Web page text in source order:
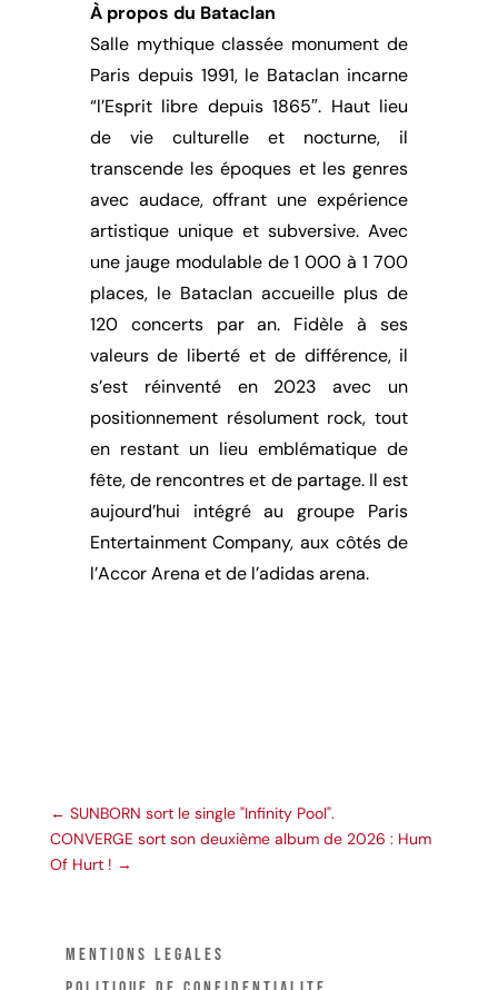
À propos du Bataclan
Salle mythique classée monument de
Paris depuis 1991, le Bataclan incarne
“l’Esprit libre depuis 1865″. Haut lieu
de vie culturelle et nocturne, il
transcende les époques et les genres
avec audace, offrant une expérience
artistique unique et subversive. Avec
une jauge modulable de 1 000 à 1 700
places, le Bataclan accueille plus de
120 concerts par an. Fidèle à ses
valeurs de liberté et de différence, il
s’est réinventé en 2023 avec un
positionnement résolument rock, tout
en restant un lieu emblématique de
fête, de rencontres et de partage. Il est
aujourd’hui intégré au groupe Paris
Entertainment Company, aux côtés de
l’Accor Arena et de l’adidas arena.
← SUNBORN sort le single "Infinity Pool".
CONVERGE sort son deuxième album de 2026 : Hum
Of Hurt ! →
MENTIONS LÉGALES